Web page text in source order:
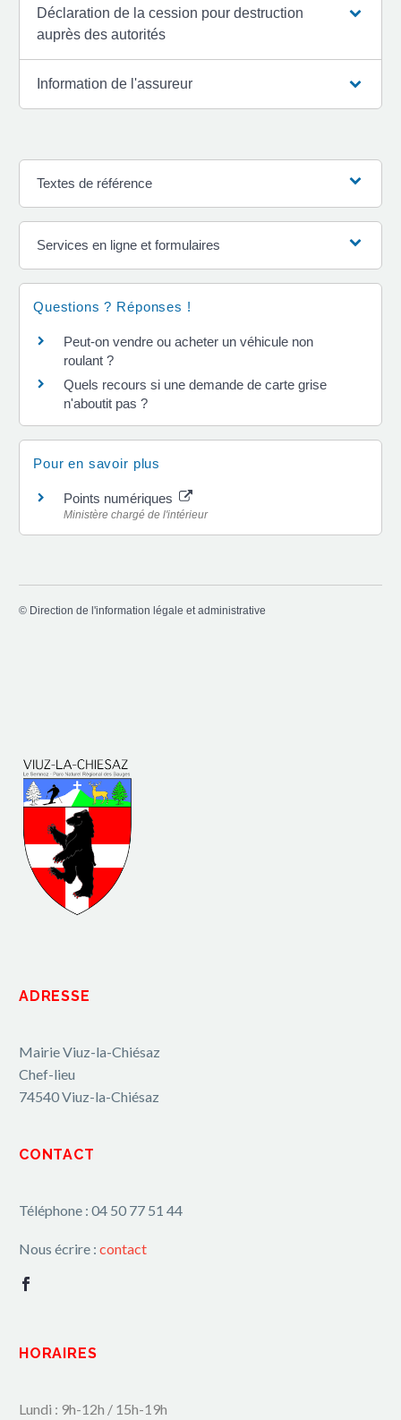
Déclaration de la cession pour destruction
auprès des autorités
Information de l'assureur
Textes de référence
Services en ligne et formulaires
Questions ? Réponses !
Peut-on vendre ou acheter un véhicule non
roulant ?
Quels recours si une demande de carte grise
n'aboutit pas ?
Pour en savoir plus
Points numériques
Ministère chargé de l'intérieur
© Direction de l'information légale et administrative
ADRESSE
Mairie Viuz-la-Chiésaz
Chef-lieu
74540 Viuz-la-Chiésaz
CONTACT
Téléphone : 04 50 77 51 44
Nous écrire : contact
HORAIRES
Lundi : 9h-12h / 15h-19h